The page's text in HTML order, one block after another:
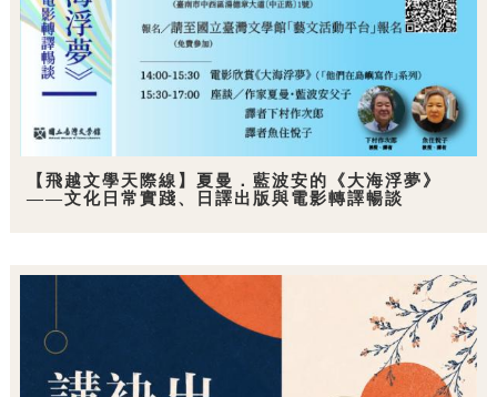
【飛越文學天際線】夏曼．藍波安的《大海浮夢》
——文化日常實踐、日譯出版與電影轉譯暢談